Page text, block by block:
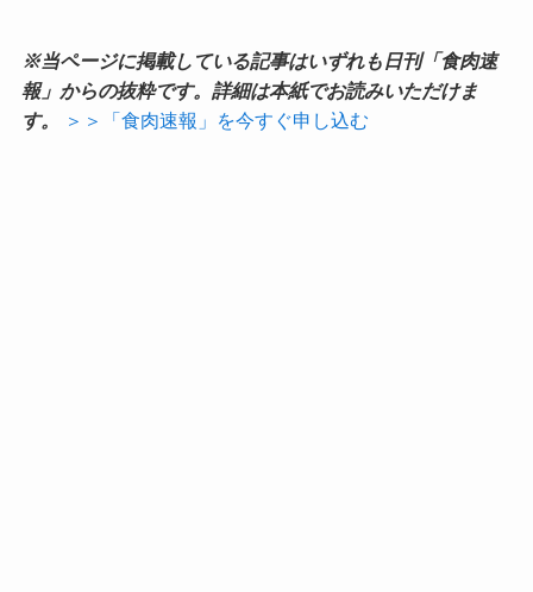
※当ページに掲載している記事はいずれも日刊「食肉速
報」からの抜粋です。詳細は本紙でお読みいただけま
す。
＞＞「食肉速報」を今すぐ申し込む